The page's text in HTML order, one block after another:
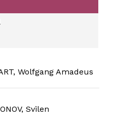
Wolfgang Amadeus
Svilen